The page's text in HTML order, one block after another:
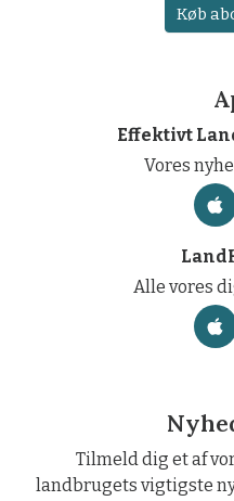
Køb
Effektivt
Vores
Alle vores
Tilmeld dig et af
landbrugets vigtigste